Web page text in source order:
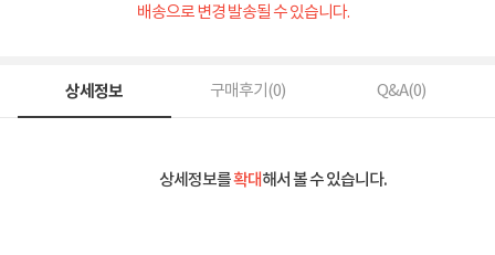
배송으로 변경 발송될 수 있습니다.
상세정보 구매후기(0) Q&A(0)
상세정보를확대해서 볼 수 있습니다.